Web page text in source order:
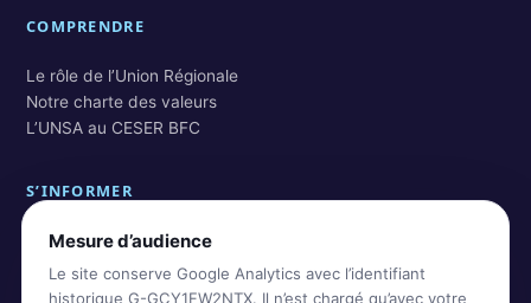
COMPRENDRE
Le rôle de l’Union Régionale
Notre charte des valeurs
L’UNSA au CESER BFC
S’INFORMER
Actualités BFC
Actualités nationales
Rechercher dans les archives
Mesure d’audience
Le site conserve Google Analytics avec l’identifiant
historique G-GCY1FW2NTX. Il n’est chargé qu’avec votre